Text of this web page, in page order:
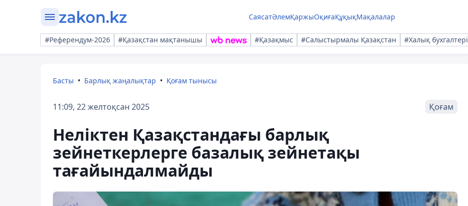
СаясатӘлемҚаржыОқиғаҚұқықМақалалар
#Референдум-2026 #Қазақстан мақтанышы #Қазақмыс #Салыстырмалы Қазақстан #Халық бухгалтері
Басты Барлық жаңалықтар Қоғам тынысы
11:09, 22 желтоқсан 2025 Қоғам
Неліктен Қазақстандағы барлық
зейнеткерлерге базалық зейнетақы
тағайындалмайды